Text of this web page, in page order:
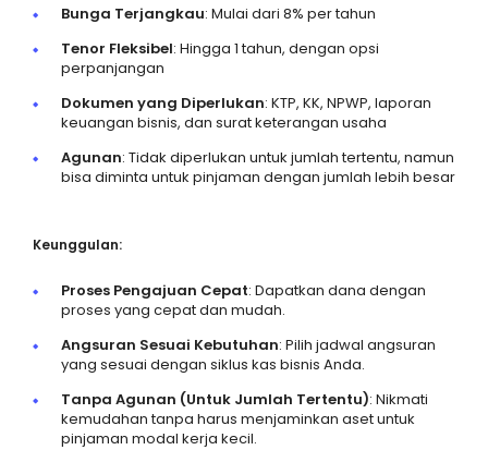
Bunga Terjangkau: Mulai dari 8% per tahun
Tenor Fleksibel: Hingga 1 tahun, dengan opsi
perpanjangan
Dokumen yang Diperlukan: KTP, KK, NPWP, laporan
keuangan bisnis, dan surat keterangan usaha
Agunan: Tidak diperlukan untuk jumlah tertentu, namun
bisa diminta untuk pinjaman dengan jumlah lebih besar
Keunggulan:
Proses Pengajuan Cepat: Dapatkan dana dengan
proses yang cepat dan mudah.
Angsuran Sesuai Kebutuhan: Pilih jadwal angsuran
yang sesuai dengan siklus kas bisnis Anda.
Tanpa Agunan (Untuk Jumlah Tertentu): Nikmati
kemudahan tanpa harus menjaminkan aset untuk
pinjaman modal kerja kecil.